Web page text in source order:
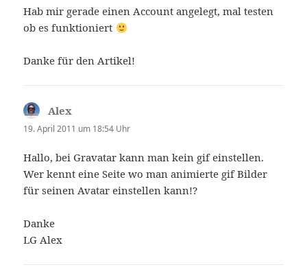
Hab mir gerade einen Account angelegt, mal testen
ob es funktioniert
Danke für den Artikel!
Alex
19. April 2011 um 18:54 Uhr
Hallo, bei Gravatar kann man kein gif einstellen.
Wer kennt eine Seite wo man animierte gif Bilder
für seinen Avatar einstellen kann!?
Danke
LG Alex